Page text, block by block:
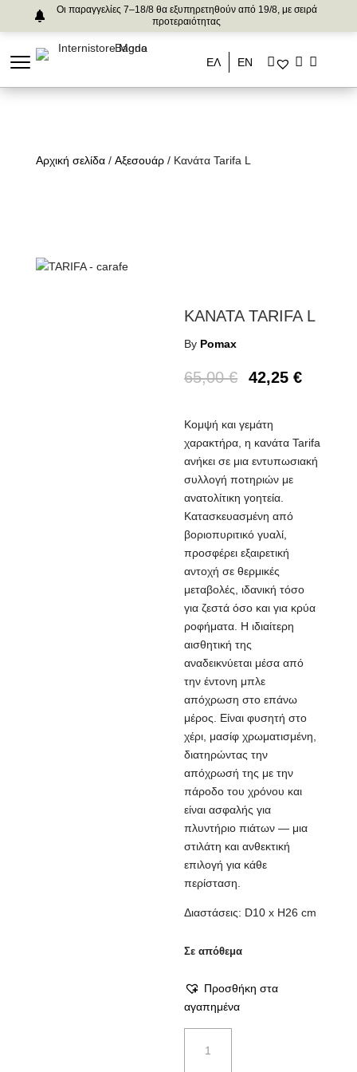
Οι παραγγελίες 7–18/8 θα εξυπηρετηθούν από 19/8, με σειρά
προτεραιότητας
ΕΛ ΕΝ
Αρχική σελίδα/ Αξεσουάρ/ Κανάτα Tarifa L
ΚΑΝΑΤΑ TARIFA L
By Pomax
65,00€ 42,25€
Κομψή και γεμάτη
χαρακτήρα, η κανάτα Tarifa
ανήκει σε μια εντυπωσιακή
συλλογή ποτηριών με
ανατολίτικη γοητεία.
Κατασκευασμένη από
βοριοπυριτικό γυαλί,
προσφέρει εξαιρετική
αντοχή σε θερμικές
μεταβολές, ιδανική τόσο
για ζεστά όσο και για κρύα
ροφήματα. Η ιδιαίτερη
αισθητική της
αναδεικνύεται μέσα από
την έντονη μπλε
απόχρωση στο επάνω
μέρος. Είναι φυσητή στο
χέρι, μασίφ χρωματισμένη,
διατηρώντας την
απόχρωσή της με την
πάροδο του χρόνου και
είναι ασφαλής για
πλυντήριο πιάτων — μια
στιλάτη και ανθεκτική
επιλογή για κάθε
περίσταση.
Διαστάσεις: D10 x H26 cm
Σε απόθεμα
Προσθήκη στα
αγαπημένα
Tarifa